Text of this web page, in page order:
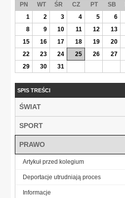
PN WT ŚR CZ PT SB
1
2 3 4 5 6
8
9 10 11 12 13
15
16 17 18 19 20
22
23 24 25 26 27
29
30 31
SPIS TREŚCI
ŚWIAT
SPORT
PRAWO
Artykuł przed kolegium
Deportacje utrudniają proces
Informacje